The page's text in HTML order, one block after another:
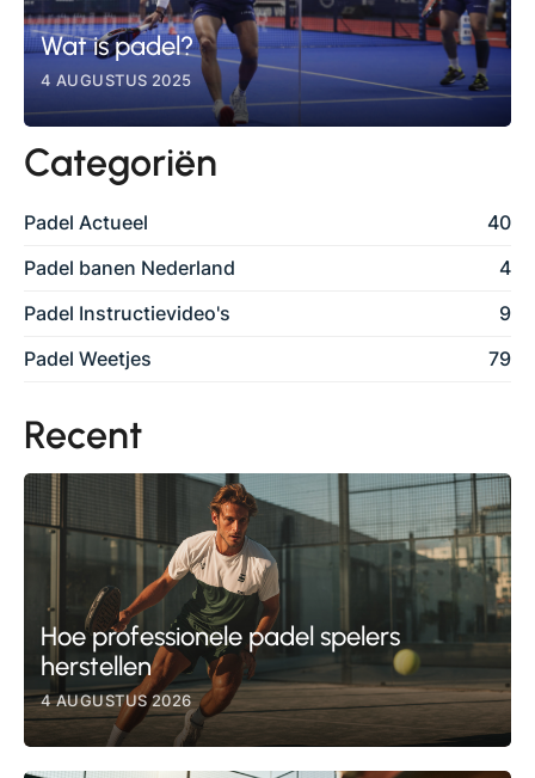
Wat is padel?
4 AUGUSTUS 2025
Categoriën
Padel Actueel
40
Padel banen Nederland
4
Padel Instructievideo's
9
Padel Weetjes
79
Recent
Hoe professionele padel spelers
herstellen
4 AUGUSTUS 2026